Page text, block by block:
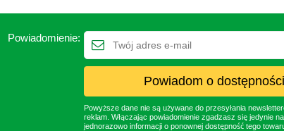
Powiadomienie:
Powiadom o dostępności
Powyższe dane nie są używane do przesyłania
reklam. Włączając powiadomienie zgadzasz się jedynie
jednorazowo informacji o ponownej dostępność tego